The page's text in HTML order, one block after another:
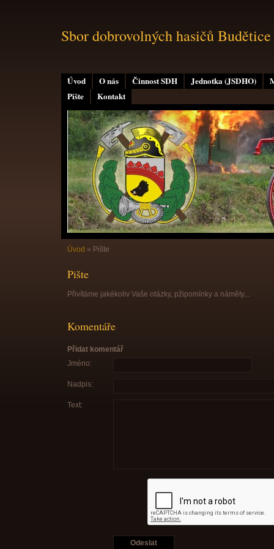
Úvod O nás Činnost SDH Jednotka (JSDHO)
Pište
Kontakt
Sbor dobrovolných hasičů Budětice
Úvod » Pište
Pište
Přivítáme jakékoliv Vaše otázky, pžipomínky a náměty...
Komentáře
Přidat komentář
Jméno:
Nadpis:
Text: